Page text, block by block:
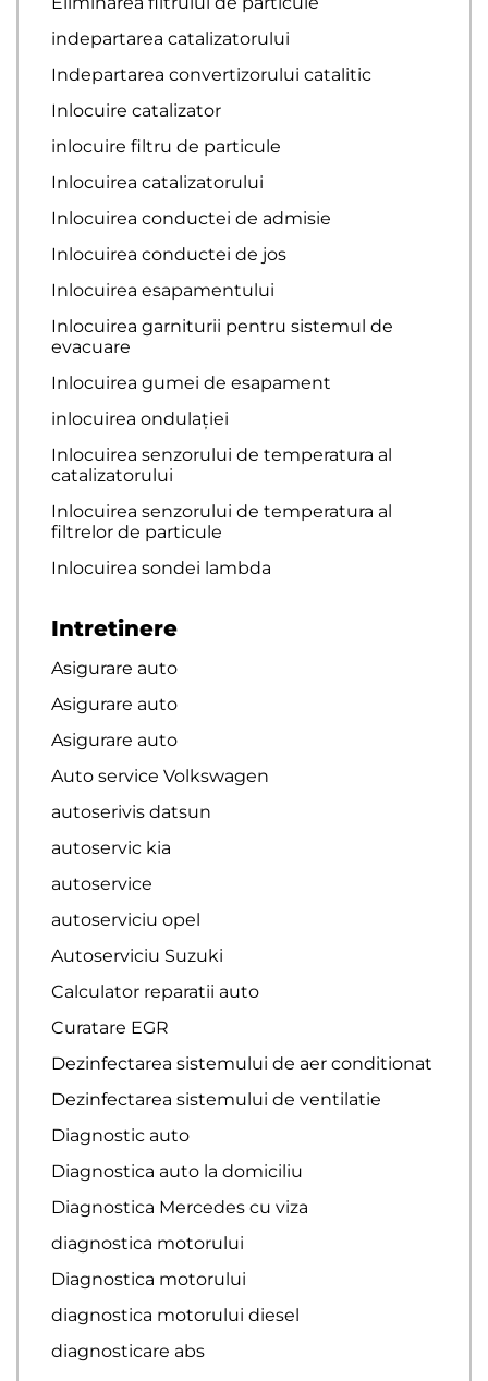
indepartarea catalizatorului
Indepartarea convertizorului catalitic
Inlocuire catalizator
inlocuire filtru de particule
Inlocuirea catalizatorului
Inlocuirea conductei de admisie
Inlocuirea conductei de jos
Inlocuirea esapamentului
Inlocuirea garniturii pentru sistemul de
evacuare
Inlocuirea gumei de esapament
inlocuirea ondulației
Inlocuirea senzorului de temperatura al
catalizatorului
Inlocuirea senzorului de temperatura al
filtrelor de particule
Inlocuirea sondei lambda
Intretinere
Asigurare auto
Asigurare auto
Asigurare auto
Auto service Volkswagen
autoserivis datsun
autoservic kia
autoservice
autoserviciu opel
Autoserviciu Suzuki
Calculator reparatii auto
Curatare EGR
Dezinfectarea sistemului de aer conditionat
Dezinfectarea sistemului de ventilatie
Diagnostic auto
Diagnostica auto la domiciliu
Diagnostica Mercedes cu viza
diagnostica motorului
Diagnostica motorului
diagnostica motorului diesel
diagnosticare abs